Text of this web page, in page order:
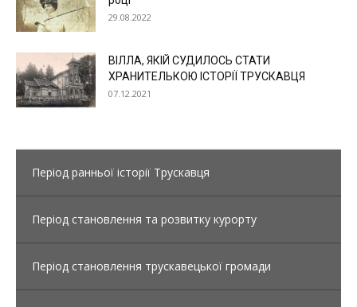
29.08.2022
ВІЛЛА, ЯКІЙ СУДИЛОСЬ СТАТИ
ХРАНИТЕЛЬКОЮ ІСТОРІЇ ТРУСКАВЦЯ
07.12.2021
Період ранньої історії Трускавця
Період становлення та розвитку курорту
Період становлення трускавецької громади